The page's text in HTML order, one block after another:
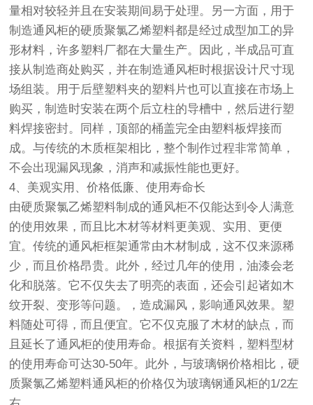
量相对较轻并且在安装期间易于处理。另一方面，用于
制造通风柜的硬质聚氯乙烯塑料都是经过成型加工的异
形材料，许多塑料厂都在大量生产。因此，半成品可直
接从制造商处购买，并在制造通风柜时根据设计尺寸现
场组装。用于后壁塑料夹的塑料片也可以直接在市场上
购买，制造时安装在两个后立柱的导槽中，然后进行塑
料焊接密封。同样，顶部的桶盖完全由塑料板焊接而
成。与传统的木质框架相比，整个制作过程非常简单，
不会出现漏风现象，消声和减振性能也更好。
4、美观实用、价格低廉、使用寿命长
由硬质聚氯乙烯塑料制成的通风柜不仅能达到令人满意
的使用效果，而且比木材等材料更美观、实用、更便
宜。传统的通风柜框架通常由木材制成，这不仅来源稀
少，而且价格昂贵。此外，经过几年的使用，油漆会老
化和脱落。它不仅失去了明亮的表面，还会引起诸如木
纹开裂、变形等问题。，造成漏风，影响通风效果。塑
料随处可得，而且便宜。它不仅克服了木材的缺点，而
且延长了通风柜的使用寿命。根据有关资料，塑料型材
的使用寿命可达30-50年。此外，与玻璃钢价格相比，硬
质聚氯乙烯塑料通风柜的价格仅为玻璃钢通风柜的1/2左